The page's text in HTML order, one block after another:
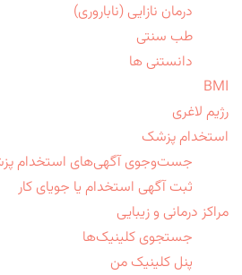
درمان نازایی (ناباروری)
طب سنتی
دانستنی ها
BMI
رژیم لاغری
استخدام پزشک
جست‌وجوی آگهی‌های استخدام
ثبت آگهی استخدام یا جویای کار
مراکز درمانی و زیبایی
جستجوی کلینیک‌ها
پنل کلینیک من